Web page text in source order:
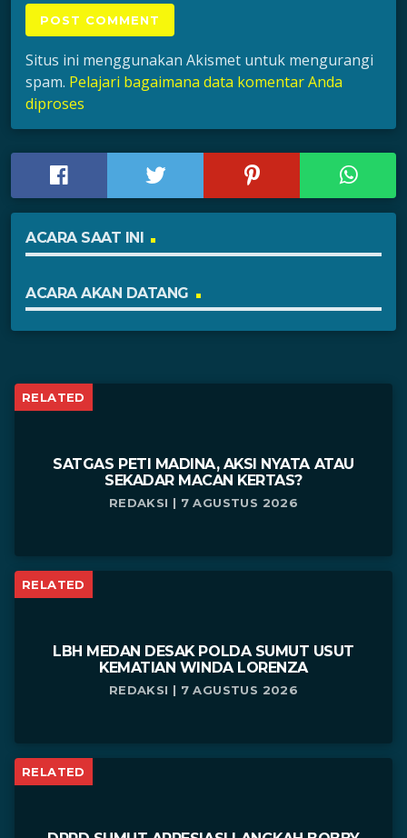
Situs ini menggunakan Akismet untuk mengurangi
spam. Pelajari bagaimana data komentar Anda
diproses
ACARA SAAT INI
ACARA AKAN DATANG
RELATED
SATGAS PETI MADINA, AKSI NYATA ATAU
SEKADAR MACAN KERTAS?
REDAKSI | 7 AGUSTUS 2026
RELATED
LBH MEDAN DESAK POLDA SUMUT USUT
KEMATIAN WINDA LORENZA
REDAKSI | 7 AGUSTUS 2026
RELATED